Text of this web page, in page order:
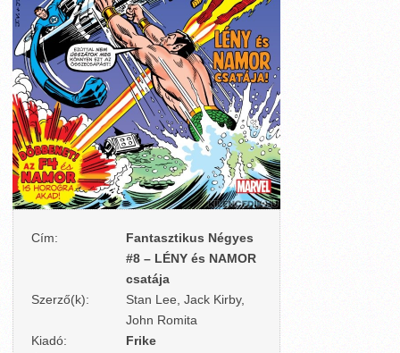
Cím:
Fantasztikus Négyes
#8 – LÉNY és NAMOR
csatája
Szerző(k):
Stan Lee, Jack Kirby,
John Romita
Kiadó:
Frike